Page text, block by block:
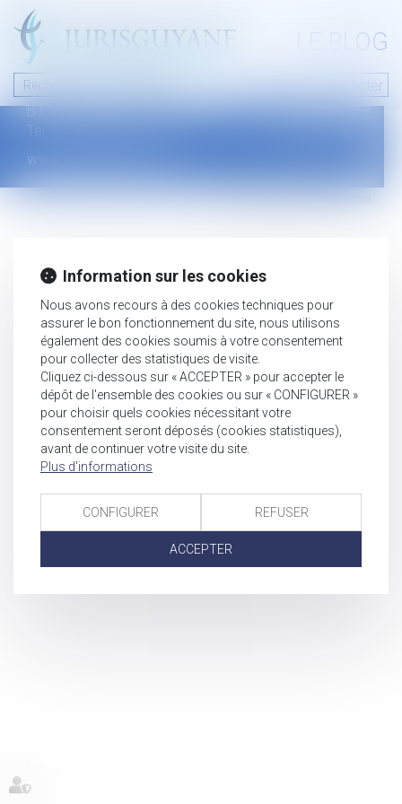
LE BLOG
Nous contacter
46 avenue de la liberté
B.P.315 - 97327 Cayenne Cedex
Tel : +594 594 29 45 35
www.jurisguyane.com
Mentions légales
Information sur les cookies
Nous avons recours à des cookies techniques pour
assurer le bon fonctionnement du site, nous utilisons
également des cookies soumis à votre consentement
pour collecter des statistiques de visite.
Cliquez ci-dessous sur « ACCEPTER » pour accepter le
dépôt de l'ensemble des cookies ou sur « CONFIGURER »
pour choisir quels cookies nécessitant votre
consentement seront déposés (cookies statistiques),
avant de continuer votre visite du site.
Plus d'informations
CONFIGURER REFUSER
ACCEPTER